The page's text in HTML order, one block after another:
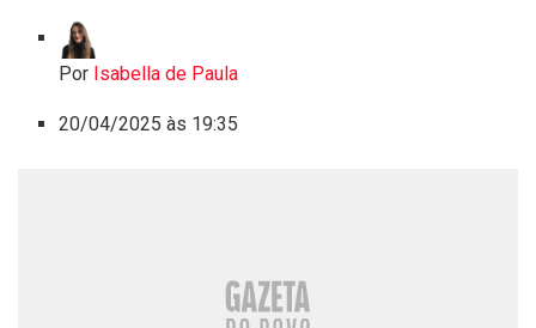
Por Isabella de Paula
20/04/2025 às 19:35